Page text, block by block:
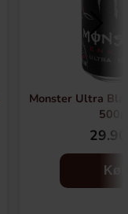
Monster Ultra
Køb